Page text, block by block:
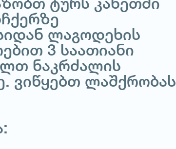
ლაგოდეხის
3 საათიანი
ნაკრძალის
ვიწყებთ ლაშქრობას